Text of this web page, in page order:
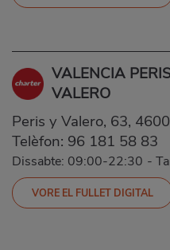
VALENCIA
VALERO
Peris y Valero, 63,
Telèfon: 96 181 58 83
Dissabte: 09:00-22:30 -
VORE EL FULLET DIGITAL